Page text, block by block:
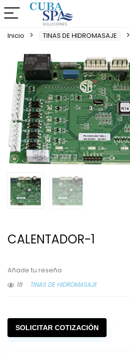
Inicio TINAS DE HIDROMASAJE
CALENTADOR-1
Añade tu reseña
18
TINAS DE HIDROMASAJE
SOLICITAR COTIZACIÓN